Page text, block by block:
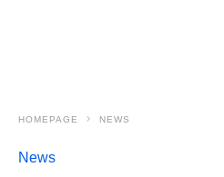
HOMEPAGE NEWS
News